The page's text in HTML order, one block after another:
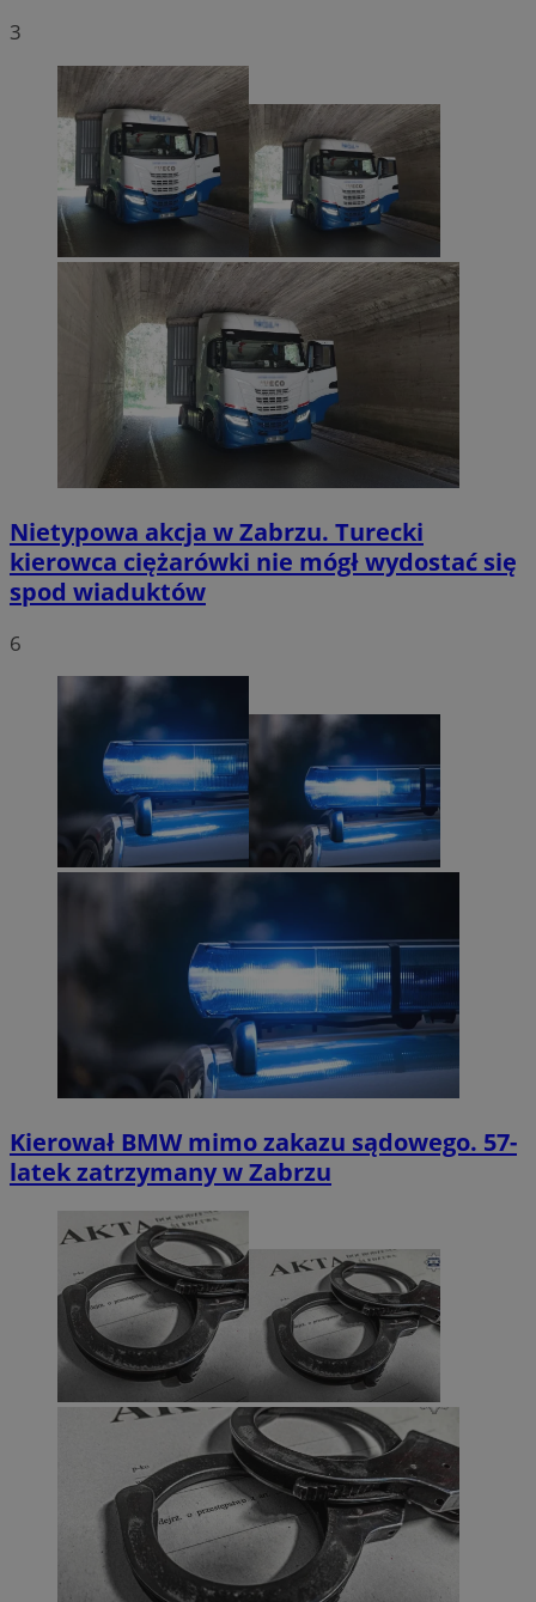
3
Nietypowa akcja w Zabrzu. Turecki
kierowca ciężarówki nie mógł wydostać się
spod wiaduktów
6
Kierował BMW mimo zakazu sądowego. 57-
latek zatrzymany w Zabrzu